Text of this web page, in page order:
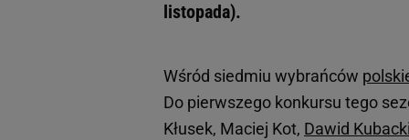
listopada).
Wśród siedmiu wybrańców
Do pierwszego konkursu tego
Kłusek, Maciej Kot, Dawid Kubacki